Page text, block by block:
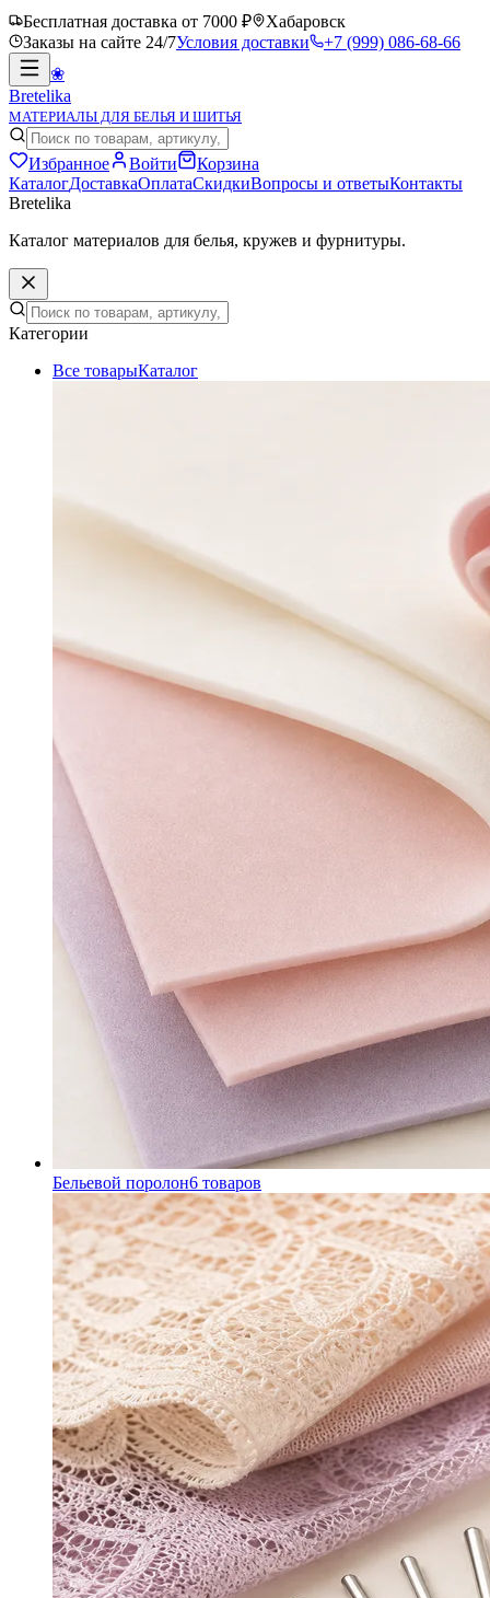
Бесплатная доставка от 7000 ₽
Хабаровск
Заказы на сайте 24/7Условия доставки
+7 (999) 086-68-66
❀
Bretelika
МАТЕРИАЛЫ ДЛЯ БЕЛЬЯ И ШИТЬЯ
Избранное Войти
Корзина
КаталогДоставкаОплатаСкидкиВопросы и ответыКонтакты
Bretelika
Каталог материалов для белья, кружев и фурнитуры.
Категории
Все товарыКаталог
Бельевой поролон6 товаров